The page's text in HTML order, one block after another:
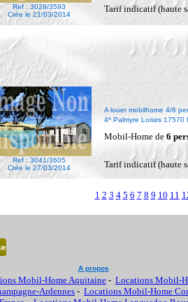
Ref : 3028/3593
Crée le 21/03/2014
Tarif indicatif (haute
Ref : 3041/3605
Crée le 27/03/2014
A louer mobilhome 4/6
4* Palmyre Loisirs 17570
Mobil-Home de 6
Tarif indicatif (haute
1 2 3 4 5 6 7 8 9 10 11
A propos
Mobil-Home Aquitaine - Locations Mobil-
Ardennes- Locations Mobil-Home